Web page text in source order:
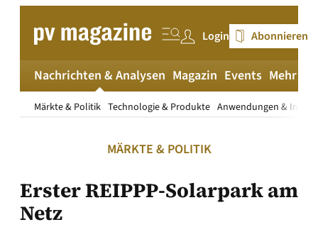
springen
Login Abonnieren
Nachrichten & Analysen
Märkte & Politik Technologie & Produkte Anwendungen &
Magazin Events Mehr
MÄRKTE & POLITIK
Erster REIPPP-Solarpark am
Netz